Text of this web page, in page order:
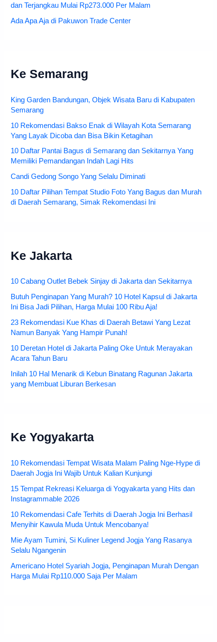
dan Terjangkau Mulai Rp273.000 Per Malam
Ada Apa Aja di Pakuwon Trade Center
Ke Semarang
King Garden Bandungan, Objek Wisata Baru di Kabupaten
Semarang
10 Rekomendasi Bakso Enak di Wilayah Kota Semarang
Yang Layak Dicoba dan Bisa Bikin Ketagihan
10 Daftar Pantai Bagus di Semarang dan Sekitarnya Yang
Memiliki Pemandangan Indah Lagi Hits
Candi Gedong Songo Yang Selalu Diminati
10 Daftar Pilihan Tempat Studio Foto Yang Bagus dan Murah
di Daerah Semarang, Simak Rekomendasi Ini
Ke Jakarta
10 Cabang Outlet Bebek Sinjay di Jakarta dan Sekitarnya
Butuh Penginapan Yang Murah? 10 Hotel Kapsul di Jakarta
Ini Bisa Jadi Pilihan, Harga Mulai 100 Ribu Aja!
23 Rekomendasi Kue Khas di Daerah Betawi Yang Lezat
Namun Banyak Yang Hampir Punah!
10 Deretan Hotel di Jakarta Paling Oke Untuk Merayakan
Acara Tahun Baru
Inilah 10 Hal Menarik di Kebun Binatang Ragunan Jakarta
yang Membuat Liburan Berkesan
Ke Yogyakarta
10 Rekomendasi Tempat Wisata Malam Paling Nge-Hype di
Daerah Jogja Ini Wajib Untuk Kalian Kunjungi
15 Tempat Rekreasi Keluarga di Yogyakarta yang Hits dan
Instagrammable 2026
10 Rekomendasi Cafe Terhits di Daerah Jogja Ini Berhasil
Menyihir Kawula Muda Untuk Mencobanya!
Mie Ayam Tumini, Si Kuliner Legend Jogja Yang Rasanya
Selalu Ngangenin
Americano Hotel Syariah Jogja, Penginapan Murah Dengan
Harga Mulai Rp110.000 Saja Per Malam